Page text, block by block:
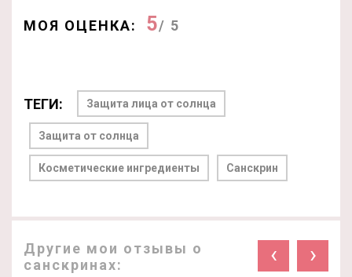
МОЯ ОЦЕНКА: 5/ 5
ТЕГИ: Защита лица от солнца
Защита от солнца
Косметические ингредиенты Санскрин
Другие мои отзывы о
санскринах:
‹ ›